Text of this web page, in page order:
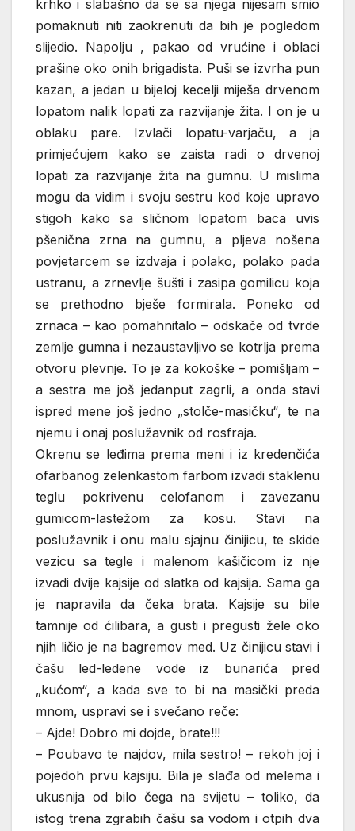
krhko i slabašno da se sa njega nijesam smio
pomaknuti niti zaokrenuti da bih je pogledom
slijedio. Napolju , pakao od vrućine i oblaci
prašine oko onih brigadista. Puši se izvrha pun
kazan, a jedan u bijeloj kecelji miješa drvenom
lopatom nalik lopati za razvijanje žita. I on je u
oblaku pare. Izvlači lopatu-varjaču, a ja
primjećujem kako se zaista radi o drvenoj
lopati za razvijanje žita na gumnu. U mislima
mogu da vidim i svoju sestru kod koje upravo
stigoh kako sa sličnom lopatom baca uvis
pšenična zrna na gumnu, a pljeva nošena
povjetarcem se izdvaja i polako, polako pada
ustranu, a zrnevlje šušti i zasipa gomilicu koja
se prethodno bješe formirala. Poneko od
zrnaca – kao pomahnitalo – odskače od tvrde
zemlje gumna i nezaustavljivo se kotrlja prema
otvoru plevnje. To je za kokoške – pomišljam –
a sestra me još jedanput zagrli, a onda stavi
ispred mene još jedno „stolče-masičku“, te na
njemu i onaj poslužavnik od rosfraja.
Okrenu se leđima prema meni i iz kredenčića
ofarbanog zelenkastom farbom izvadi staklenu
teglu pokrivenu celofanom i zavezanu
gumicom-lastežom za kosu. Stavi na
poslužavnik i onu malu sjajnu činijicu, te skide
vezicu sa tegle i malenom kašičicom iz nje
izvadi dvije kajsije od slatka od kajsija. Sama ga
je napravila da čeka brata. Kajsije su bile
tamnije od ćilibara, a gusti i pregusti žele oko
njih ličio je na bagremov med. Uz činijicu stavi i
čašu led-ledene vode iz bunarića pred
„kućom“, a kada sve to bi na masički preda
mnom, uspravi se i svečano reče:
– Ajde! Dobro mi dojde, brate!!!
– Poubavo te najdov, mila sestro! – rekoh joj i
pojedoh prvu kajsiju. Bila je slađa od melema i
ukusnija od bilo čega na svijetu – toliko, da
istog trena zgrabih čašu sa vodom i otpih dva